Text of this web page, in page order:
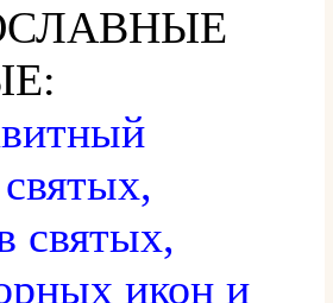
святых,
икон и